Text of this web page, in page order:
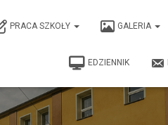
PRACA SZKOŁY GALERIA
EDZIENNIK